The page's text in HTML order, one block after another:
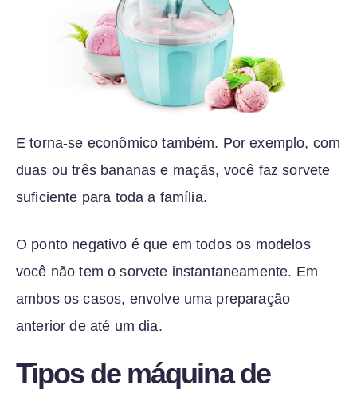
E torna-se econômico também. Por exemplo, com
duas ou três bananas e maçãs, você faz sorvete
suficiente para toda a família.
O ponto negativo é que em todos os modelos
você não tem o sorvete instantaneamente. Em
ambos os casos, envolve uma preparação
anterior de até um dia.
Tipos de máquina de